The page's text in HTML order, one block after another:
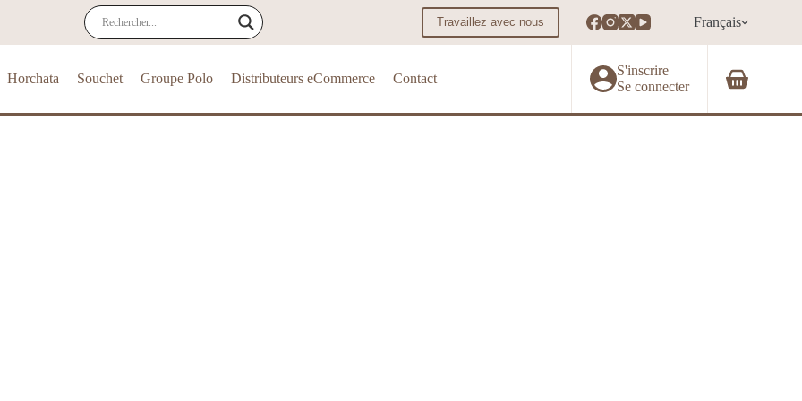
Travaillez avec nous Français
Horchata Souchet Groupe Polo Distributeurs eCommerce Contact
S'inscrire
Se connecter
Panier